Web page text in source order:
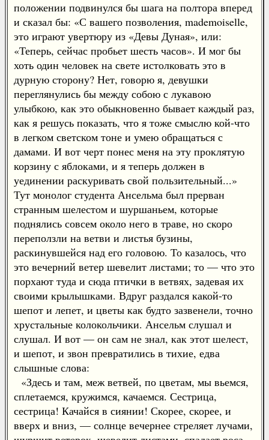
положении подвинулся бы шага на полтора вперед
и сказал бы: «С вашего позволения, mademoiselle,
это играют увертюру из «Девы Дуная», или:
«Теперь, сейчас пробьет шесть часов». И мог бы
хоть один человек на свете истолковать это в
дурную сторону? Нет, говорю я, девушки
переглянулись бы между собою с лукавою
улыбкою, как это обыкновенно бывает каждый раз,
как я решусь показать, что я тоже смыслю кой-что
в легком светском тоне и умею обращаться с
дамами. И вот черт понес меня на эту проклятую
корзину с яблоками, и я теперь должен в
уединении раскуривать свой пользительный...»
Тут монолог студента Ансельма был прерван
странным шелестом и шуршаньем, которые
поднялись совсем около него в траве, но скоро
переползли на ветви и листья бузины,
раскинувшейся над его головою. То казалось, что
это вечерний ветер шевелит листами; то — что это
порхают туда и сюда птички в ветвях, задевая их
своими крылышками. Вдруг раздался какой-то
шепот и лепет, и цветы как будто зазвенели, точно
хрустальные колокольчики. Ансельм слушал и
слушал. И вот — он сам не знал, как этот шелест,
и шепот, и звон превратились в тихие, едва
слышные слова:
«Здесь и там, меж ветвей, по цветам, мы вьемся,
сплетаемся, кружимся, качаемся. Сестрица,
сестрица! Качайся в сиянии! Скорее, скорее, и
вверх и вниз, — солнце вечернее стреляет лучами,